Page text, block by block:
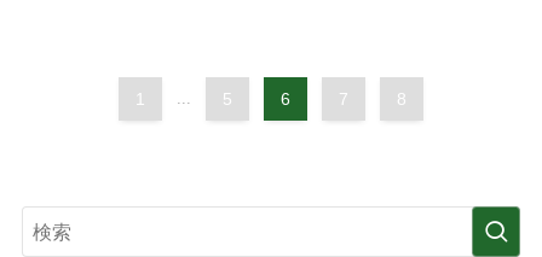
1 ... 5 6 7 8